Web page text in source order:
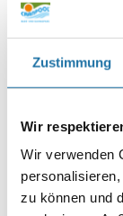
Zustimmung
Wir
Wir verwenden
zu können und
Felder sind mit*